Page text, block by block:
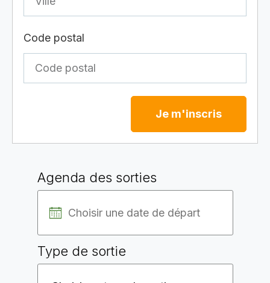
Code postal
Je m'inscris
Agenda des sorties
Type de sortie